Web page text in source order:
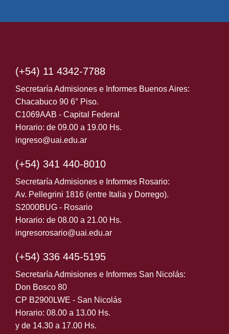
(+54) 11 4342-7788
Secretaría Admisiones e Informes Buenos Aires:
Chacabuco 90 6° Piso.
C1069AAB - Capital Federal
Horario: de 09.00 a 19.00 Hs.
ingreso@uai.edu.ar
(+54) 341 440-8010
Secretaría Admisiones e Informes Rosario:
Av. Pellegrini 1816 (entre Italia y Dorrego).
S2000BUG - Rosario
Horario: de 08.00 a 21.00 Hs.
ingresorosario@uai.edu.ar
(+54) 336 445-5195
Secretaría Admisiones e Informes San Nicolás:
Don Bosco 80
CP B2900LWE - San Nicolás
Horario: 08.00 a 13.00 Hs.
y de 14.30 a 17.00 Hs.